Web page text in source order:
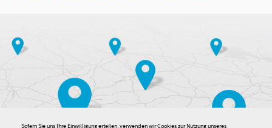
Sofern Sie uns Ihre Einwilligung erteilen, verwenden wir Cookies zur Nutzung unseres